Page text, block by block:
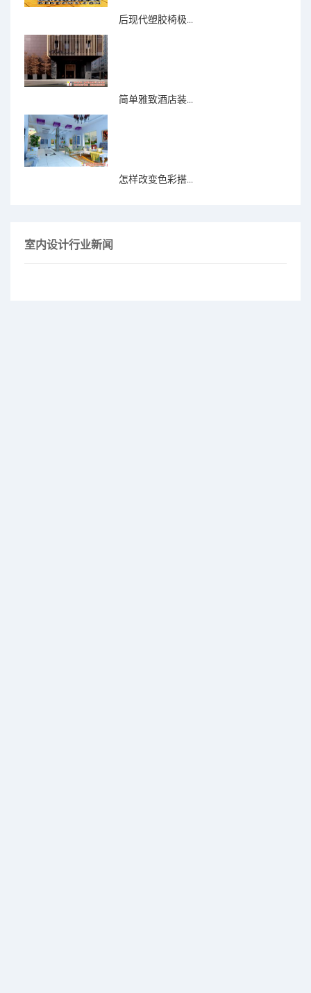
后现代塑胶椅极...
简单雅致酒店装...
怎样改变色彩搭...
室内设计行业新闻